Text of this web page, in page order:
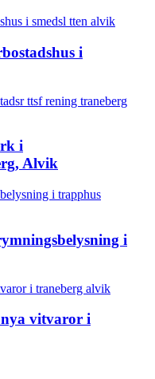
i
i
Alvik
i
vitvaror i